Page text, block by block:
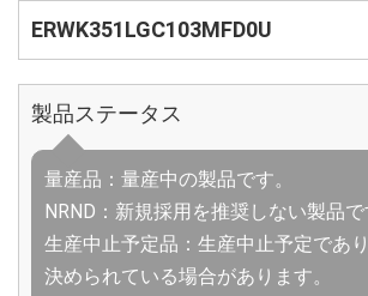
ERWK351LGC103MFD0U
製品ステータス
量産品：量産中の製品です。
NRND：新規採用を推奨しない製品で
生産中止予定品：生産中止予定であ
決められている場合があります。